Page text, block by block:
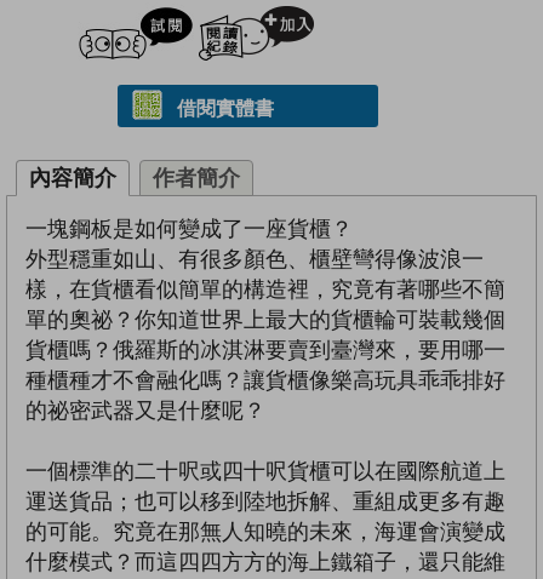
試閲
借閱實體書
內容簡介 作者簡介
一塊鋼板是如何變成了一座貨櫃？
外型穩重如山、有很多顏色、櫃壁彎得像波浪一
樣，在貨櫃看似簡單的構造裡，究竟有著哪些不簡
單的奧祕？你知道世界上最大的貨櫃輪可裝載幾個
貨櫃嗎？俄羅斯的冰淇淋要賣到臺灣來，要用哪一
種櫃種才不會融化嗎？讓貨櫃像樂高玩具乖乖排好
的祕密武器又是什麼呢？
一個標準的二十呎或四十呎貨櫃可以在國際航道上
運送貨品；也可以移到陸地拆解、重組成更多有趣
的可能。究竟在那無人知曉的未來，海運會演變成
什麼模式？而這四四方方的海上鐵箱子，還只能維